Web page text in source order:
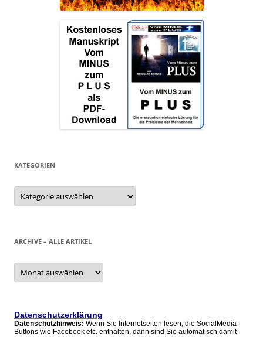
KATEGORIEN
Kategorien
ARCHIVE – ALLE ARTIKEL
Archive
alle
Datenschutzerklärung
Datenschutzhinweis: Wenn Sie Internetseiten lesen, die SocialMedia-
Buttons wie Facebook etc. enthalten, dann sind Sie automatisch damit